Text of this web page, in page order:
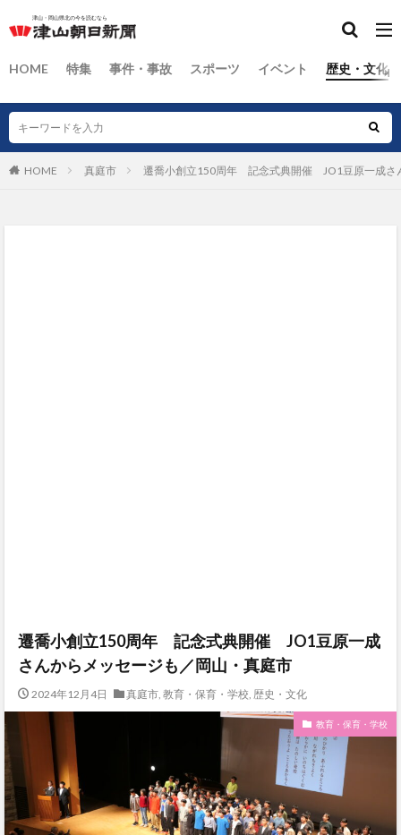
HOME 特集 事件・事故 スポーツ イベント 歴史・文化
HOME 真庭市 遷喬小創立150周年 記念式典開催 JO1豆原一成さ
遷喬小創立150周年 記念式典開催 JO1豆原一成
さんからメッセージも／岡山・真庭市
2024年12月4日 真庭市, 教育・保育・学校, 歴史・文化
教育・保育・学校